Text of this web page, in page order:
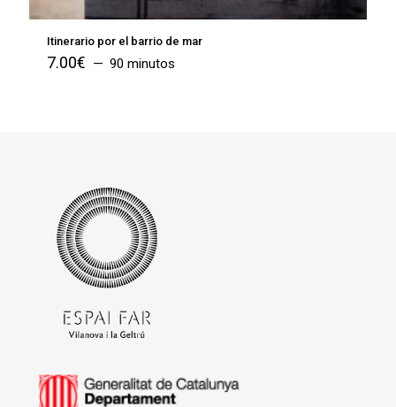
Itinerario por el barrio de mar
7.00€ 90 minutos